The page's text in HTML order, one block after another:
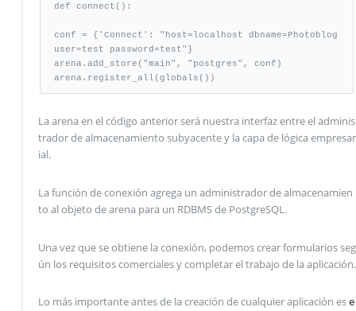
def connect():
conf = {'Connect': "host=localhost dbname=Photoblog
user=test password=test"}
arena.add_store("main", "postgres", conf)
arena.register_all(globals())
La arena en el código anterior será nuestra interfaz entre el adminis
trador de almacenamiento subyacente y la capa de lógica empresar
ial.
La función de conexión agrega un administrador de almacenamien
to al objeto de arena para un RDBMS de PostgreSQL.
Una vez que se obtiene la conexión, podemos crear formularios seg
ún los requisitos comerciales y completar el trabajo de la aplicación.
Lo más importante antes de la creación de cualquier aplicación ese